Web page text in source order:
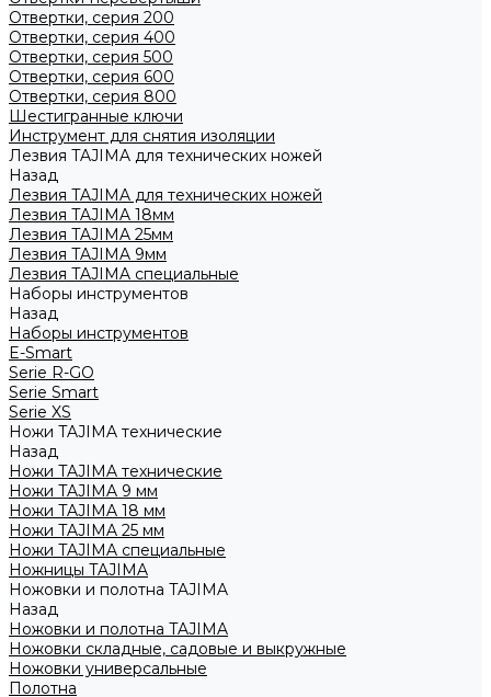
Отвертки, серия 200
Отвертки, серия 400
Отвертки, серия 500
Отвертки, серия 600
Отвертки, серия 800
Шестигранные ключи
Инструмент для снятия изоляции
Лезвия TAJIMA для технических ножей
Назад
Лезвия TAJIMA для технических ножей
Лезвия TAJIMA 18мм
Лезвия TAJIMA 25мм
Лезвия TAJIMA 9мм
Лезвия TAJIMA специальные
Наборы инструментов
Назад
Наборы инструментов
E-Smart
Serie R-GO
Serie Smart
Serie XS
Ножи TAJIMA технические
Назад
Ножи TAJIMA технические
Ножи TAJIMA 9 мм
Ножи TAJIMA 18 мм
Ножи TAJIMA 25 мм
Ножи TAJIMA специальные
Ножницы TAJIMA
Ножовки и полотна TAJIMA
Назад
Ножовки и полотна TAJIMA
Ножовки складные, садовые и выкружные
Ножовки универсальные
Полотна